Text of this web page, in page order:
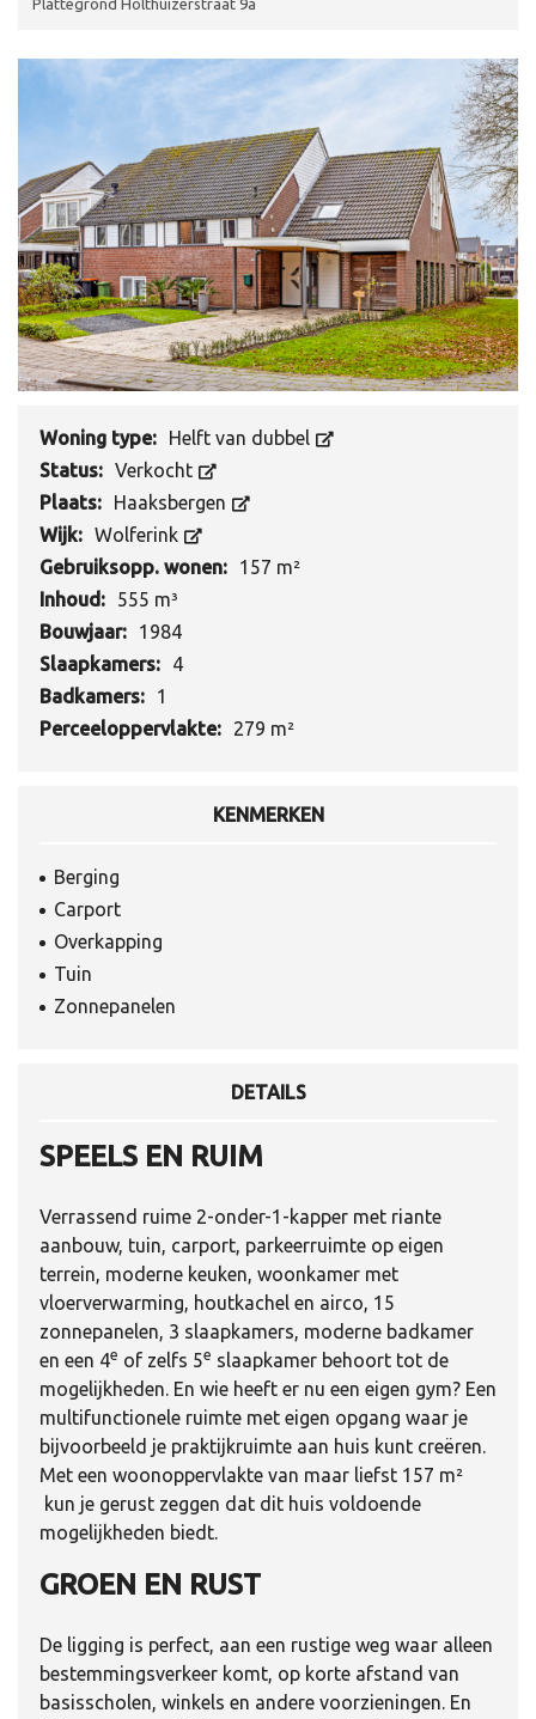
Woning type:
Helft van dubbel
Status: Verkocht
Plaats:
Haaksbergen
Wijk: Wolferink
Gebruiksopp. wonen:
157 m²
Inhoud:
555 m³
Bouwjaar:
1984
Slaapkamers:
4
Badkamers:
1
Perceeloppervlakte:
279 m²
KENMERKEN
Berging
Carport
Overkapping
Tuin
Zonnepanelen
DETAILS
SPEELS EN RUIM
Verrassend ruime 2-onder-1-kapper met riante
aanbouw, tuin, carport, parkeerruimte op eigen
terrein, moderne keuken, woonkamer met
vloerverwarming, houtkachel en airco, 15
zonnepanelen, 3 slaapkamers, moderne badkamer
en een 4e of zelfs 5e slaapkamer behoort tot de
mogelijkheden. En wie heeft er nu een eigen gym? Een
multifunctionele ruimte met eigen opgang waar je
bijvoorbeeld je praktijkruimte aan huis kunt creëren.
Met een woonoppervlakte van maar liefst 157 m²
kun je gerust zeggen dat dit huis voldoende
mogelijkheden biedt.
GROEN EN RUST
De ligging is perfect, aan een rustige weg waar alleen
bestemmingsverkeer komt, op korte afstand van
basisscholen, winkels en andere voorzieningen. En